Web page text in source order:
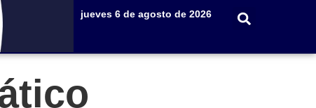
jueves 6 de agosto de 2026